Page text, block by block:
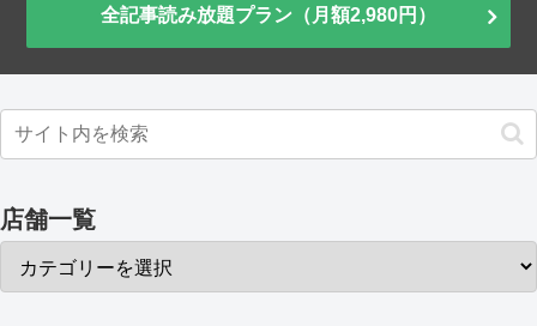
全記事読み放題プラン（月額2,980円）
店舗一覧